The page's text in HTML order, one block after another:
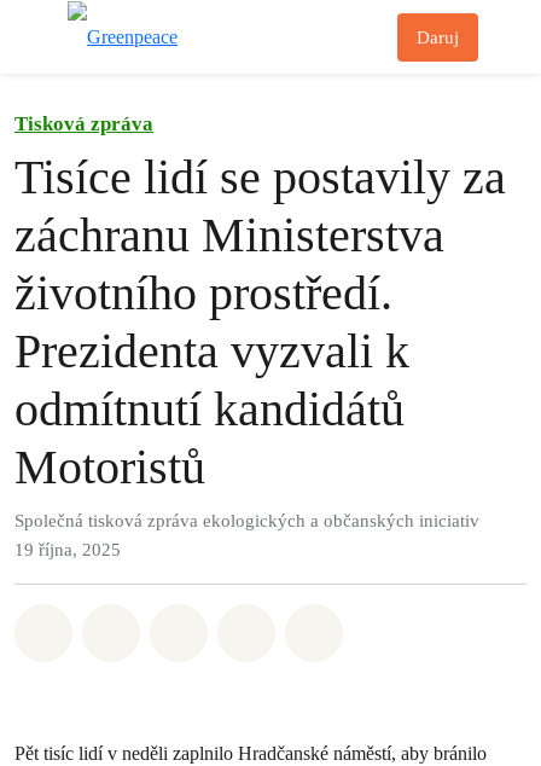
Daruj
Tisková zpráva
Tisíce lidí se postavily za
záchranu Ministerstva
životního prostředí.
Prezidenta vyzvali k
odmítnutí kandidátů
Motoristů
Společná tisková zpráva ekologických a občanských iniciativ
19 října, 2025
Pět tisíc lidí v neděli zaplnilo Hradčanské náměstí, aby bránilo